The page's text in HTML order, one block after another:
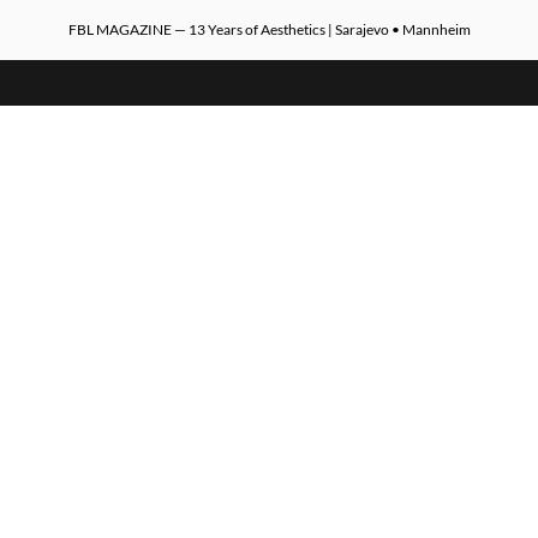
FBL MAGAZINE — 13 Years of Aesthetics | Sarajevo • Mannheim